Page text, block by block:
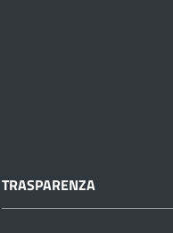
TRASPARENZA